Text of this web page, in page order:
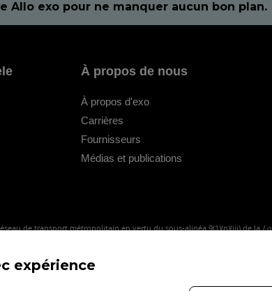
Allo exo pour ne manquer aucun bon plan.
À propos de nous
À propos d'exo
Carrières
Fournisseurs
Médias et publications
de transport métropolitain en vertu du sous-alinéa 9(1)(n)(iii) de la
expérience